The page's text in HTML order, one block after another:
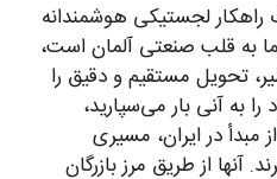
لجستیکی هوشمندانه
به قلب صنعتی آلمان است،
تحویل مستقیم و دقیق را
به آنی بار می‌سپارید،
مبدأ در ایران، مسیری
از طریق مرز بازرگان